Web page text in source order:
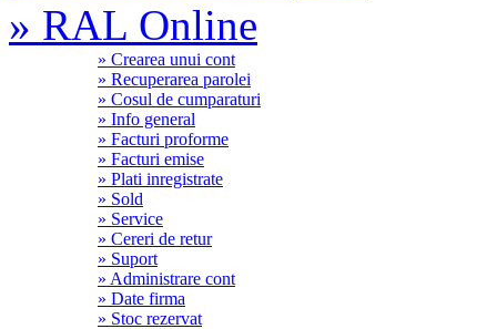
» RAL Online
» Crearea unui cont
» Recuperarea parolei
» Cosul de cumparaturi
» Info general
» Facturi proforme
» Facturi emise
» Plati inregistrate
» Sold
» Service
» Cereri de retur
» Suport
» Administrare cont
» Date firma
» Stoc rezervat